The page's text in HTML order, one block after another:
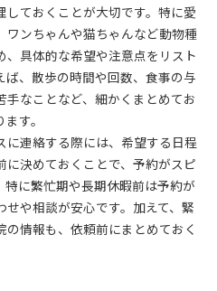
ておくことが大切です。特に愛
ワンちゃんや猫ちゃんなど動物種
、具体的な希望や注意点をリスト
、散歩の時間や回数、食事の与
なことなど、細かくまとめてお
す。
に連絡する際には、希望する日程
決めておくことで、予約がスピ
に繁忙期や長期休暇前は予約が
や相談が安心です。加えて、緊
情報も、依頼前にまとめておく